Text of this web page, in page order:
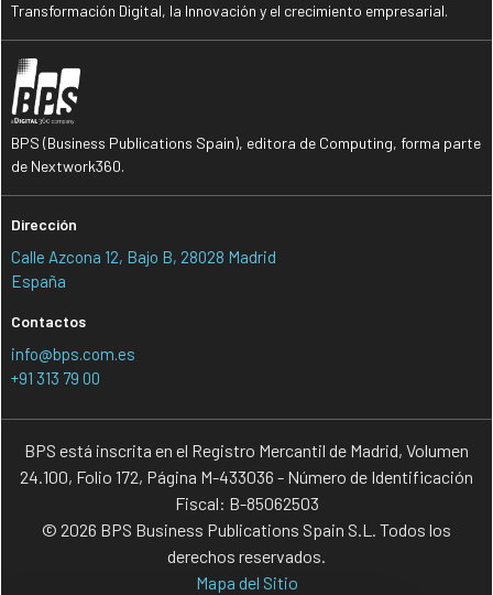
Transformación Digital, la Innovación y el crecimiento empresarial.
BPS (Business Publications Spain), editora de Computing, forma parte
de Nextwork360.
Dirección
Calle Azcona 12, Bajo B, 28028 Madrid
España
Contactos
info@bps.com.es
+91 313 79 00
BPS está inscrita en el Registro Mercantil de Madrid, Volumen
24.100, Folio 172, Página M-433036 - Número de Identificación
Fiscal: B-85062503
© 2026 BPS Business Publications Spain S.L. Todos los
derechos reservados.
Mapa del Sitio